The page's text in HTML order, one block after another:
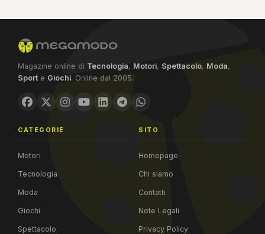
Magazine online di Tecnologia, Motori, Spettacolo, Moda,
Sport e Giochi. Online dal 2005.
CATEGORIE
Motori
Tecnologia
Moda
Giochi
Spettacolo
SITO
Homepage
Chi siamo
Contatti
Note Legali
Privacy Policy